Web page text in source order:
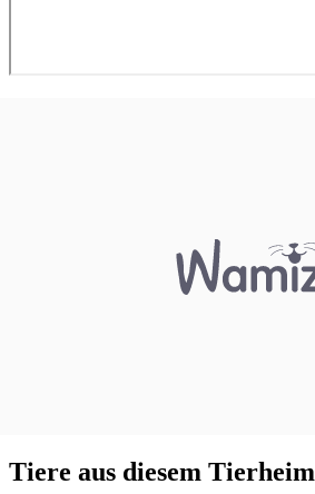
Tiere aus diesem Tierheim